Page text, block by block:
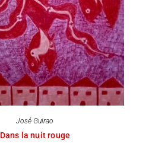
José Guirao
Dans la nuit rouge